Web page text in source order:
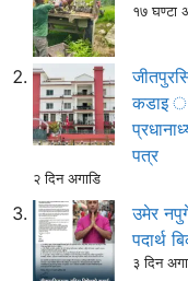
१७ घण्टा
कडाइ ः
पत्र
२ दिन अगाडि
उमेर
पदार्थ
३ दिन